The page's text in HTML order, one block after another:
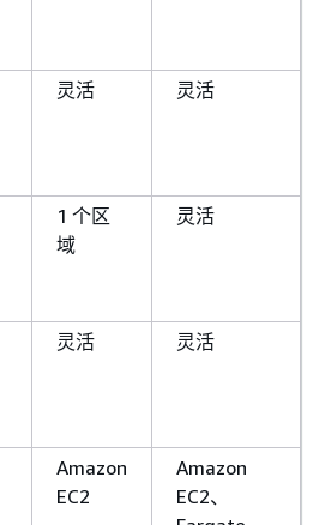
灵活 灵活
1 个区
域
灵活
灵活 灵活
Amazon
EC2
Amazon
EC2、